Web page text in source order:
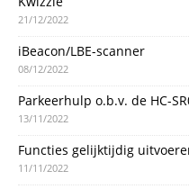
21/12/2022
iBeacon/LBE-scanner
08/12/2022
Parkeerhulp o.b.v. de HC-
13/11/2022
Functies gelijktijdig
11/11/2022